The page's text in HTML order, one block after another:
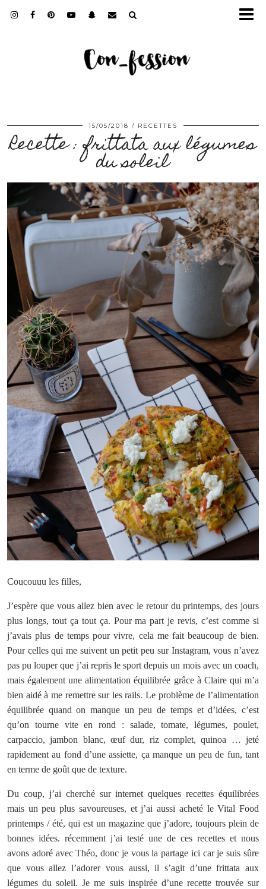
15/05/2018 RECETTES
Recette : frittata aux légumes
du soleil
Coucouuu les filles,
J’espère que vous allez bien avec le retour du printemps, des jours
plus longs, tout ça tout ça. Pour ma part je revis, c’est comme si
j’avais plus de temps pour vivre, cela me fait beaucoup de bien.
Pour celles qui me suivent un petit peu sur Instagram, vous n’avez
pas pu louper que j’ai repris le sport depuis un mois avec un coach,
mais également une alimentation équilibrée grâce à Claire qui m’a
bien aidé à me remettre sur les rails. Le problème de l’alimentation
équilibrée quand on manque un peu de temps et d’idées, c’est
qu’on tourne vite en rond : salade, tomate, légumes, poulet,
carpaccio, jambon blanc, œuf dur, riz complet, quinoa … jeté
rapidement au fond d’une assiette, ça manque un peu de fun, tant
en terme de goût que de texture.
Du coup, j’ai cherché sur internet quelques recettes équilibrées
mais un peu plus savoureuses, et j’ai aussi acheté le Vital Food
printemps / été, qui est un magazine que j’adore, toujours plein de
bonnes idées. récemment j’ai testé une de ces recettes et nous
avons adoré avec Théo, donc je vous la partage ici car je suis sûre
que vous allez l’adorer vous aussi, il s’agit d’une frittata aux
légumes du soleil. Je me suis inspirée d’une recette trouvée sur